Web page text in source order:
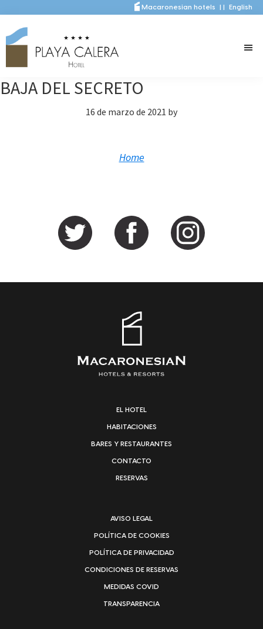
contenido
principal
la
principal
Macaronesian hotels | | English
BAJA DEL SECRETO
16 de marzo de 2021 by
Home
EL HOTEL
HABITACIONES
BARES Y RESTAURANTES
CONTACTO
RESERVAS
AVISO LEGAL
POLÍTICA DE COOKIES
POLÍTICA DE PRIVACIDAD
CONDICIONES DE RESERVAS
MEDIDAS COVID
TRANSPARENCIA